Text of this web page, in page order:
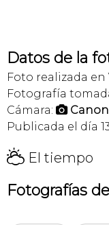
Datos de la
Foto realizada en
Fotografía
Cámara: 
Publicada el día
H El tiempo
Fotografías